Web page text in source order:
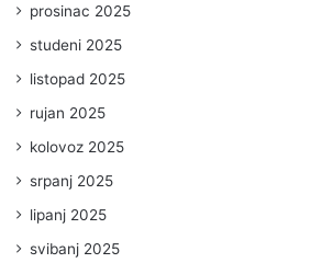
prosinac 2025
studeni 2025
listopad 2025
rujan 2025
kolovoz 2025
srpanj 2025
lipanj 2025
svibanj 2025